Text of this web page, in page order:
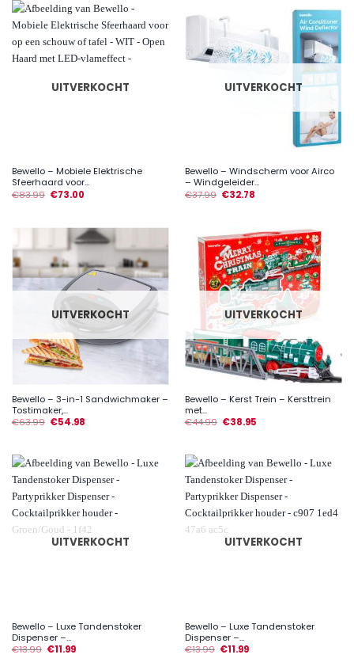
UITVERKOCHT
Bewello – Mobiele Elektrische
Sfeerhaard voor...
€83.99 €73.00
UITVERKOCHT
Bewello – Windscherm voor Airco
– Windgeleider...
€37.99 €32.78
UITVERKOCHT
Bewello – 3-in-1 Sandwichmaker –
Tostimaker,...
€63.99 €54.98
UITVERKOCHT
Bewello – Kerst Trein – Kersttrein
met...
€44.99 €38.95
UITVERKOCHT
Bewello – Luxe Tandenstoker
Dispenser –...
€13.99 €11.99
UITVERKOCHT
Bewello – Luxe Tandenstoker
Dispenser –...
€13.99 €11.99